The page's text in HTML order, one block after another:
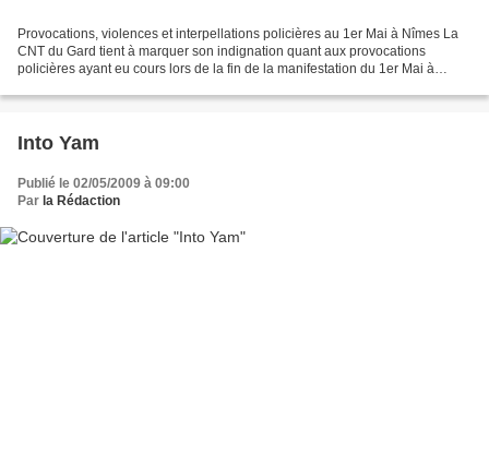
Provocations, violences et interpellations policières au 1er Mai à Nîmes La
CNT du Gard tient à marquer son indignation quant aux provocations
policières ayant eu cours lors de la fin de la manifestation du 1er Mai à
Into Yam
Publié le 02/05/2009 à 09:00
Par la Rédaction